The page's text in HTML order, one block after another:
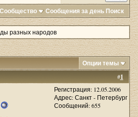
Сообщество Сообщения за день Поиск
разных народов
Опции темы
#1
Регистрация: 12.05.2006
Адрес: Санкт - Петербург
Сообщений: 655